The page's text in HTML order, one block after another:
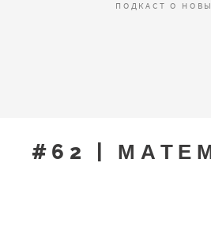
ПОДКАСТ О
#62 |